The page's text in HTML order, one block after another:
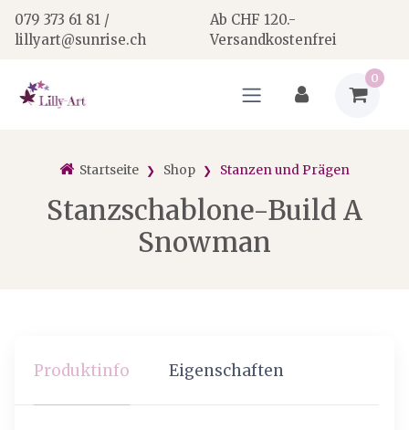
079 373 61 81 /
lillyart@sunrise.ch
Ab CHF 120.-
Versandkostenfrei
0
Startseite Shop Stanzen und Prägen
Stanzschablone-Build A
Snowman
Produktinfo Eigenschaften